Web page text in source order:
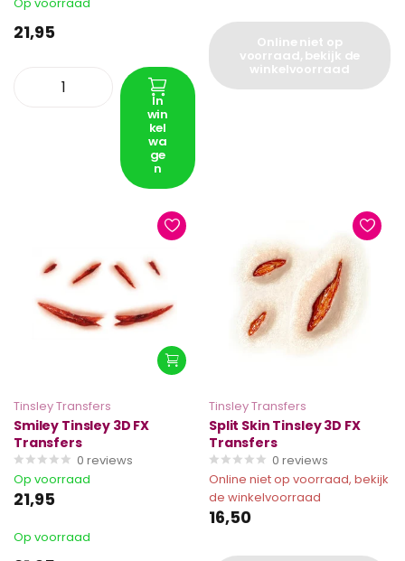
21,95
In
win
kel
wa
ge
n
Online niet op
voorraad, bekijk de
winkelvoorraad
Tinsley Transfers
Smiley Tinsley 3D FX
Transfers
0 reviews
Op voorraad
21,95
Op voorraad
Tinsley Transfers
Split Skin Tinsley 3D FX
Transfers
0 reviews
Online niet op voorraad, bekijk
de winkelvoorraad
16,50